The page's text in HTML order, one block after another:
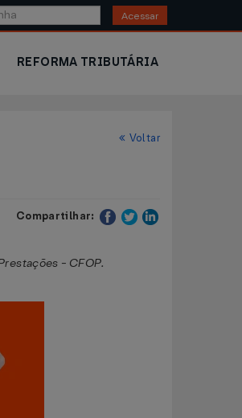
Acessar
REFORMA TRIBUTÁRIA
Voltar
Compartilhar:
- CFOP.